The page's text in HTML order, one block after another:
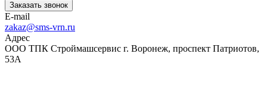
Заказать звонок
E-mail
zakaz@sms-vrn.ru
Адрес
ООО ТПК Строймашсервис г. Воронеж, проспект Патриотов,
53А